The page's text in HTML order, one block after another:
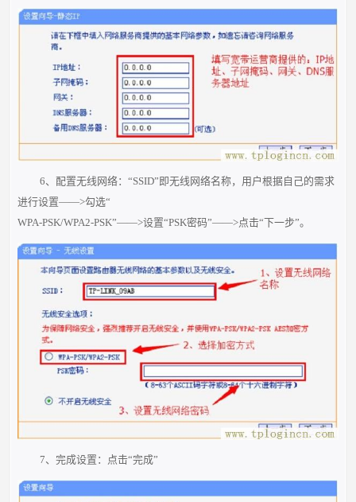
6、配置无线网络：“SSID”即无线网络名称，用户根据自己的需求
进行设置——>勾选“
WPA-PSK/WPA2-PSK”——>设置“PSK密码”——>点击“下一步”。
7、完成设置：点击“完成”